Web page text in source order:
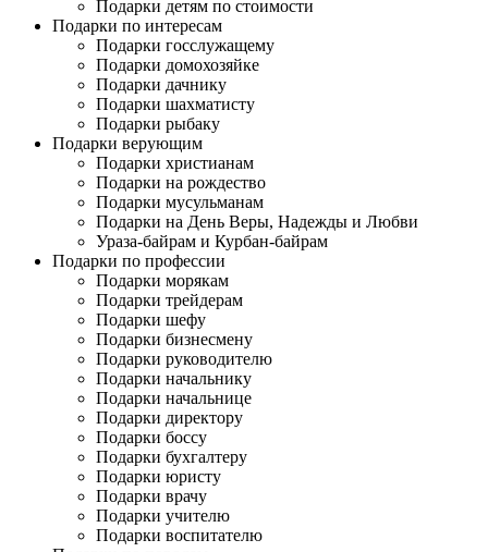
Подарки детям по стоимости
Подарки по интересам
Подарки госслужащему
Подарки домохозяйке
Подарки дачнику
Подарки шахматисту
Подарки рыбаку
Подарки верующим
Подарки христианам
Подарки на рождество
Подарки мусульманам
Подарки на День Веры, Надежды и Любви
Ураза-байрам и Курбан-байрам
Подарки по профессии
Подарки морякам
Подарки трейдерам
Подарки шефу
Подарки бизнесмену
Подарки руководителю
Подарки начальнику
Подарки начальнице
Подарки директору
Подарки боссу
Подарки бухгалтеру
Подарки юристу
Подарки врачу
Подарки учителю
Подарки воспитателю